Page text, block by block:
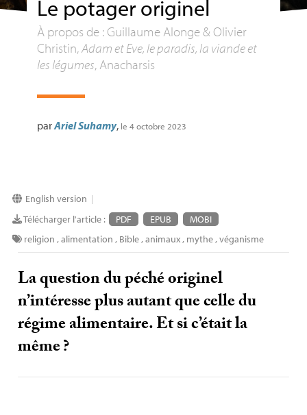
Le potager originel
À propos de : Guillaume Alonge & Olivier
Christin,Adam et Eve, le paradis, la viande et
les légumes, Anacharsis
parAriel Suhamy, le 4 octobre 2023
English version |
Télécharger l'article : PDF EPUB
MOBI
religion ,alimentation , Bible,animaux, mythe,véganisme
La question du péché originel
n’intéresse plus autant que celle du
régime alimentaire. Et si c’était la
même?